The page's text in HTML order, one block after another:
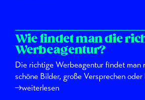
Wie findet man die
Werbeagentur?
Die richtige Werbeagentur findet man
schöne Bilder, große Versprechen
weiterlesen